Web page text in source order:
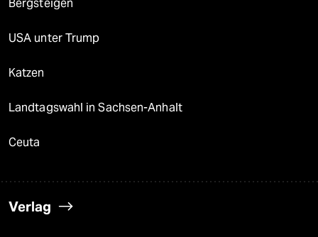
Bergsteigen
USA unter Trump
Katzen
Landtagswahl in Sachsen-Anhalt
Ceuta
Verlag